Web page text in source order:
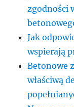
zgodności
Jak
wspierają
Betonowe
właściwą